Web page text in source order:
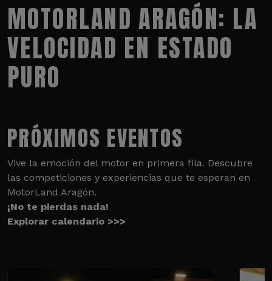
MOTORLAND ARAGÓN: LA
VELOCIDAD EN ESTADO
PURO
PRÓXIMOS EVENTOS
Vive la emoción del motor en primera fila. Descubre
las competiciones y experiencias que te esperan en
MotorLand Aragón.
¡No te pierdas nada!
Explorar calendario >>>